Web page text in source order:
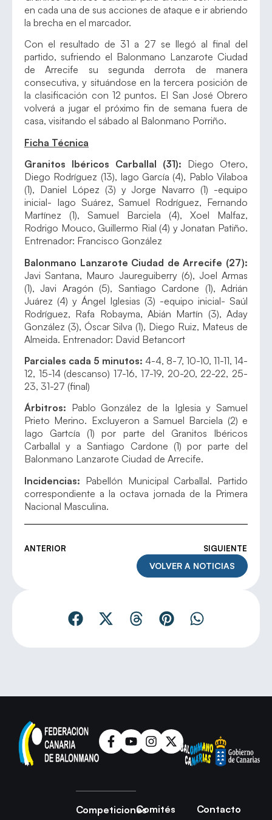
en cada una de sus acciones de ataque e ir abriendo
la brecha en el marcador.
Con el resultado de 31 a 27 se llegó al final del
partido, sufriendo el Balonmano Lanzarote Ciudad
de Arrecife su segunda derrota de manera
consecutiva, y situándose en la tercera posición de
la clasificación con 12 puntos. El San José Obrero
volverá a jugar el próximo fin de semana fuera de
casa, visitando el sábado al Balonmano Porriño.
Ficha Técnica
Granitos Ibéricos Carballal (31): Diego Otero,
Diego Rodríguez (13), Iago García (4), Pablo Vilaboa
(1), Daniel López (3) y Jorge Navarro (1) -equipo
inicial- Iago Suárez, Samuel Rodríguez, Fernando
Martínez (1), Samuel Barciela (4), Xoel Malfaz,
Rodrigo Mouco, Guillermo Rial (4) y Jonatan Patiño.
Entrenador: Francisco González
Balonmano Lanzarote Ciudad de Arrecife (27):
Javi Santana, Mauro Jaureguiberry (6), Joel Armas
(1), Javi Aragón (5), Santiago Cardone (1), Adrián
Juárez (4) y Ángel Iglesias (3) -equipo inicial- Saúl
Rodríguez, Rafa Robayma, Abián Martín (3), Aday
González (3), Óscar Silva (1), Diego Ruiz, Mateus de
Almeida. Entrenador: David Betancort
Parciales cada 5 minutos: 4-4, 8-7, 10-10, 11-11, 14-
12, 15-14 (descanso) 17-16, 17-19, 20-20, 22-22, 25-
23, 31-27 (final)
Árbitros: Pablo González de la Iglesia y Samuel
Prieto Merino. Excluyeron a Samuel Barciela (2) e
Iago Gartcía (1) por parte del Granitos Ibéricos
Carballal y a Santiago Cardone (1) por parte del
Balonmano Lanzarote Ciudad de Arrecife.
Incidencias: Pabellón Municipal Carballal. Partido
correspondiente a la octava jornada de la Primera
Nacional Masculina.
ANTERIOR SIGUIENTE
VOLVER A NOTICIAS
CompeticionesComités
Contacto